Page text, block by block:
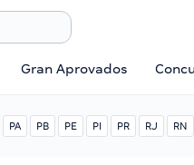
Gran Aprovados
PA PB PE PI PR RJ RN